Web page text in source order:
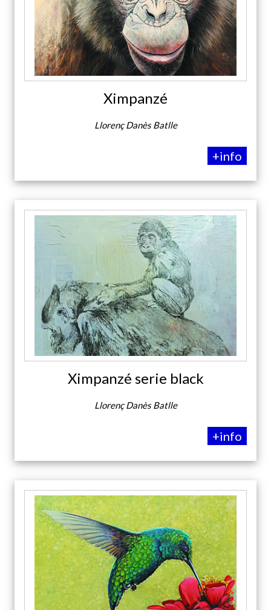
Ximpanzé
Llorenç Danès Batlle
+info
Ximpanzé serie black
Llorenç Danès Batlle
+info